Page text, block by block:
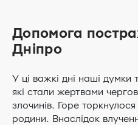
Допомога
Дніпро
У ці важкі дні наші думки
які стали жертвами
злочинів. Горе
родини. Внаслідок